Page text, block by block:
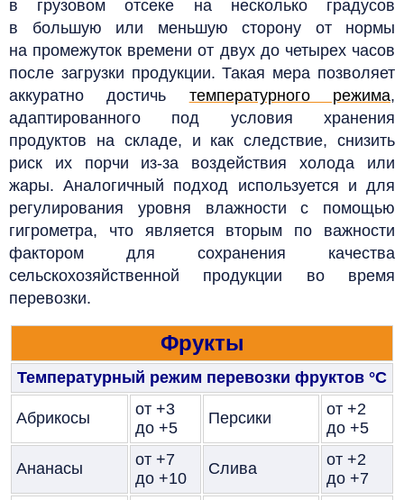
в грузовом отсеке на несколько градусов
в большую или меньшую сторону от нормы
на промежуток времени от двух до четырех часов
после загрузки продукции.Такая мера позволяет
аккуратно достичь температурного режима,
адаптированного под условия хранения
продуктов на складе, и как следствие, снизить
риск их порчи из-за воздействия холода или
жары. Аналогичный подход используется и для
регулирования уровня влажности с помощью
гигрометра, что является вторым по важности
фактором для сохранения качества
сельскохозяйственной продукции во время
перевозки.
Фрукты
Температурный режим перевозки фруктов °C
Абрикосы
от +3
до +5
Персики
от +2
до +5
Ананасы
от +7
до +10
Слива
от +2
до +7